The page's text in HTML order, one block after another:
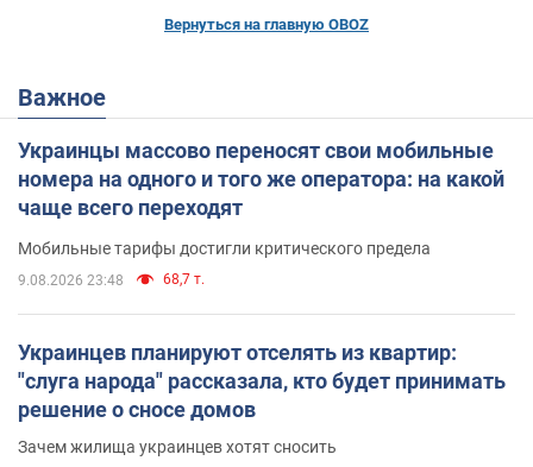
Вернуться на главную OBOZ
Важное
Украинцы массово переносят свои мобильные
номера на одного и того же оператора: на какой
чаще всего переходят
Мобильные тарифы достигли критического предела
9.08.2026 23:48 68,7 т.
Украинцев планируют отселять из квартир:
"слуга народа" рассказала, кто будет принимать
решение о сносе домов
Зачем жилища украинцев хотят сносить